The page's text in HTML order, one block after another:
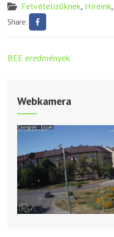
Felvételizőknek, Híreink,
Share:
Bejegyzés
BEE eredmények
Webkamera